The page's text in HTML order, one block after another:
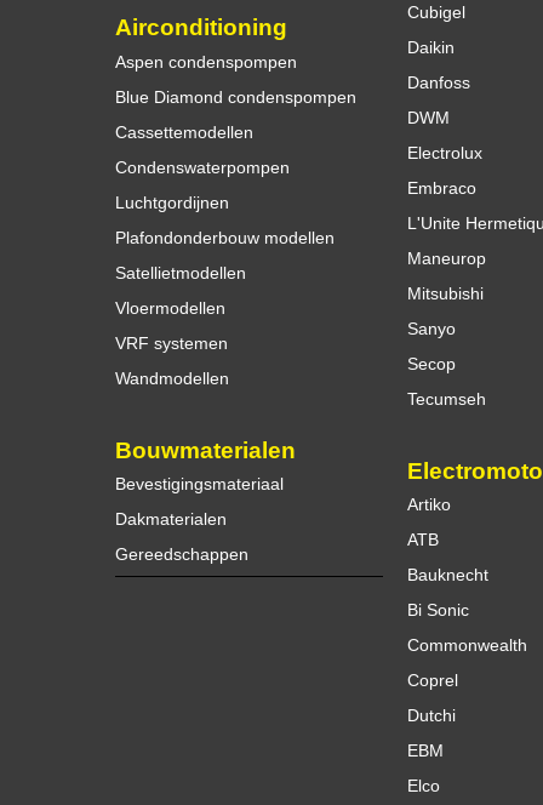
Airconditioning
Aspen condenspompen
Blue Diamond condenspompen
Cassettemodellen
Condenswaterpompen
Luchtgordijnen
Plafondonderbouw modellen
Satellietmodellen
Vloermodellen
VRF systemen
Wandmodellen
Bouwmaterialen
Bevestigingsmateriaal
Dakmaterialen
Gereedschappen
Cubigel
Daikin
Danfoss
DWM
Electrolux
Embraco
L'Unite
Maneurop
Mitsubishi
Sanyo
Secop
Tecumseh
Artiko
ATB
Bauknecht
Bi Sonic
Commonwealth
Coprel
Dutchi
EBM
Elco